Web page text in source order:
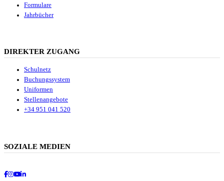
Formulare
Jahrbücher
DIREKTER ZUGANG
Schulnetz
Buchungssystem
Uniformen
Stellenangebote
+34 951 041 520
SOZIALE MEDIEN